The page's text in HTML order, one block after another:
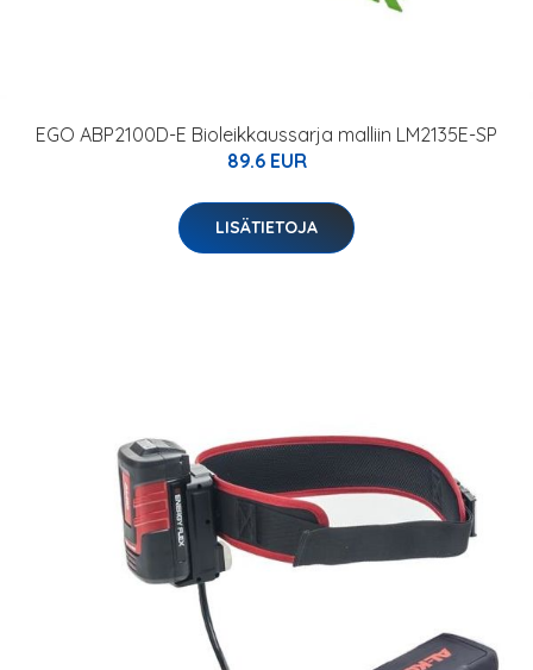
EGO ABP2100D-E Bioleikkaussarja malliin LM2135E-SP
89.6 EUR
LISÄTIETOJA